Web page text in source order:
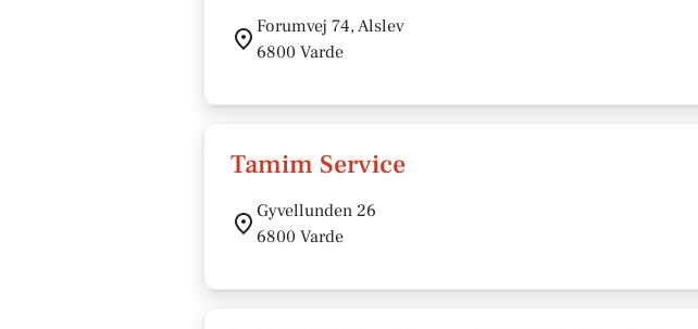
Forumvej 74, Alslev
6800 Varde
Tamim Service
Gyvellunden 26
6800 Varde